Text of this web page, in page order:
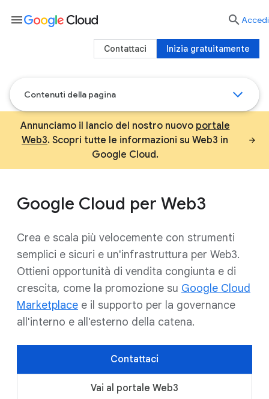
Contenuti della pagina
Annunciamo il lancio del nostro nuovo portale
Web3. Scopri tutte le informazioni su Web3 in
Google Cloud.
Google Cloud per Web3
Crea e scala più velocemente con strumenti
semplici e sicuri e un'infrastruttura per Web3.
Ottieni opportunità di vendita congiunta e di
crescita, come la promozione su Google Cloud
Marketplace e il supporto per la governance
all'interno e all'esterno della catena.
Contattaci
Vai al portale Web3
menu  Accedi
Inizia gratuitamente
Contattaci